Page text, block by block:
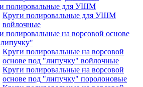
полировальные для УШМ
Круги полировальные для УШМ
войлочные
полировальные на ворсовой основе
Круги полировальные на ворсовой
основе под "липучку" войлочные
Круги полировальные на ворсовой
основе под "липучку" поролоновые